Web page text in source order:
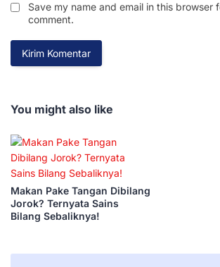
Save my name and email in this browser
comment.
You might also like
Makan Pake Tangan Dibilang
Jorok? Ternyata Sains
Bilang Sebaliknya!